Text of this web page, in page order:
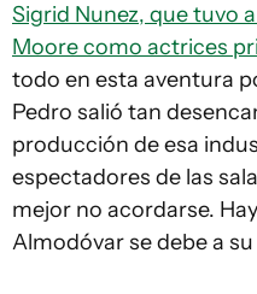
Sigrid Nunez, que tuvo
Moore como actrices
todo en esta aventura
Pedro salió tan
producción de esa
espectadores de las
mejor no acordarse.
Almodóvar se debe a